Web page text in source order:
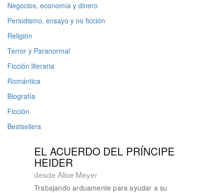
Negocios, economía y dinero
Periodismo, ensayo y no ficción
Religión
Terror y Paranormal
Ficción literaria
Romántica
Biografía
Ficción
Bestsellers
EL ACUERDO DEL PRÍNCIPE
HEIDER
desde Alice Meyer
Trabajando arduamente para ayudar a su